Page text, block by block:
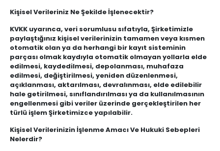
Kişisel Verileriniz Ne Şekilde İşlenecektir?
KVKK uyarınca, veri sorumlusu sıfatıyla, Şirketimizle
paylaştığınız kişisel verilerinizin tamamen veya kısmen
otomatik olan ya da herhangi bir kayıt sisteminin
parçası olmak kaydıyla otomatik olmayan yollarla elde
edilmesi, kaydedilmesi, depolanması, muhafaza
edilmesi, değiştirilmesi, yeniden düzenlenmesi,
açıklanması, aktarılması, devralınması, elde edilebilir
hale getirilmesi, sınıflandırılması ya da kullanılmasının
engellenmesi gibi veriler üzerinde gerçekleştirilen her
türlü işlem Şirketimizce yapılabilir.
Kişisel Verilerinizin İşlenme Amacı Ve Hukuki Sebepleri
Nelerdir?